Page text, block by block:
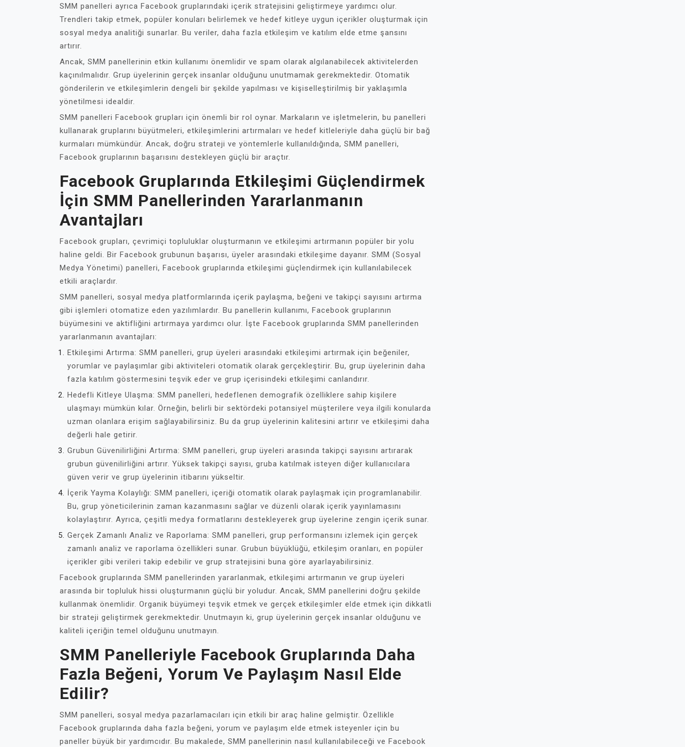
SMM panelleri ayrıca Facebook gruplarındaki içerik stratejisini geliştirmeye yardımcı olur.
Trendleri takip etmek, popüler konuları belirlemek ve hedef kitleye uygun içerikler oluşturmak için
sosyal medya analitiği sunarlar. Bu veriler, daha fazla etkileşim ve katılım elde etme şansını
artırır.
Ancak, SMM panellerinin etkin kullanımı önemlidir ve spam olarak algılanabilecek aktivitelerden
kaçınılmalıdır. Grup üyelerinin gerçek insanlar olduğunu unutmamak gerekmektedir. Otomatik
gönderilerin ve etkileşimlerin dengeli bir şekilde yapılması ve kişiselleştirilmiş bir yaklaşımla
yönetilmesi idealdir.
SMM panelleri Facebook grupları için önemli bir rol oynar. Markaların ve işletmelerin, bu panelleri
kullanarak gruplarını büyütmeleri, etkileşimlerini artırmaları ve hedef kitleleriyle daha güçlü bir bağ
kurmaları mümkündür. Ancak, doğru strateji ve yöntemlerle kullanıldığında, SMM panelleri,
Facebook gruplarının başarısını destekleyen güçlü bir araçtır.
Facebook Gruplarında Etkileşimi Güçlendirmek
İçin SMM Panellerinden Yararlanmanın
Avantajları
Facebook grupları, çevrimiçi topluluklar oluşturmanın ve etkileşimi artırmanın popüler bir yolu
haline geldi. Bir Facebook grubunun başarısı, üyeler arasındaki etkileşime dayanır. SMM (Sosyal
Medya Yönetimi) panelleri, Facebook gruplarında etkileşimi güçlendirmek için kullanılabilecek
etkili araçlardır.
SMM panelleri, sosyal medya platformlarında içerik paylaşma, beğeni ve takipçi sayısını artırma
gibi işlemleri otomatize eden yazılımlardır. Bu panellerin kullanımı, Facebook gruplarının
büyümesini ve aktifliğini artırmaya yardımcı olur. İşte Facebook gruplarında SMM panellerinden
yararlanmanın avantajları:
Etkileşimi Artırma: SMM panelleri, grup üyeleri arasındaki etkileşimi artırmak için beğeniler,
yorumlar ve paylaşımlar gibi aktiviteleri otomatik olarak gerçekleştirir. Bu, grup üyelerinin daha
fazla katılım göstermesini teşvik eder ve grup içerisindeki etkileşimi canlandırır.
Hedefli Kitleye Ulaşma: SMM panelleri, hedeflenen demografik özelliklere sahip kişilere
ulaşmayı mümkün kılar. Örneğin, belirli bir sektördeki potansiyel müşterilere veya ilgili konularda
uzman olanlara erişim sağlayabilirsiniz. Bu da grup üyelerinin kalitesini artırır ve etkileşimi daha
değerli hale getirir.
Grubun Güvenilirliğini Artırma: SMM panelleri, grup üyeleri arasında takipçi sayısını artırarak
grubun güvenilirliğini artırır. Yüksek takipçi sayısı, gruba katılmak isteyen diğer kullanıcılara
güven verir ve grup üyelerinin itibarını yükseltir.
İçerik Yayma Kolaylığı: SMM panelleri, içeriği otomatik olarak paylaşmak için programlanabilir.
Bu, grup yöneticilerinin zaman kazanmasını sağlar ve düzenli olarak içerik yayınlamasını
kolaylaştırır. Ayrıca, çeşitli medya formatlarını destekleyerek grup üyelerine zengin içerik sunar.
Gerçek Zamanlı Analiz ve Raporlama: SMM panelleri, grup performansını izlemek için gerçek
zamanlı analiz ve raporlama özellikleri sunar. Grubun büyüklüğü, etkileşim oranları, en popüler
içerikler gibi verileri takip edebilir ve grup stratejisini buna göre ayarlayabilirsiniz.
Facebook gruplarında SMM panellerinden yararlanmak, etkileşimi artırmanın ve grup üyeleri
arasında bir topluluk hissi oluşturmanın güçlü bir yoludur. Ancak, SMM panellerini doğru şekilde
kullanmak önemlidir. Organik büyümeyi teşvik etmek ve gerçek etkileşimler elde etmek için dikkatli
bir strateji geliştirmek gerekmektedir. Unutmayın ki, grup üyelerinin gerçek insanlar olduğunu ve
kaliteli içeriğin temel olduğunu unutmayın.
SMM Panelleriyle Facebook Gruplarında Daha
Fazla Beğeni, Yorum Ve Paylaşım Nasıl Elde
Edilir?
SMM panelleri, sosyal medya pazarlamacıları için etkili bir araç haline gelmiştir. Özellikle
Facebook gruplarında daha fazla beğeni, yorum ve paylaşım elde etmek isteyenler için bu
paneller büyük bir yardımcıdır. Bu makalede, SMM panellerinin nasıl kullanılabileceği ve Facebook